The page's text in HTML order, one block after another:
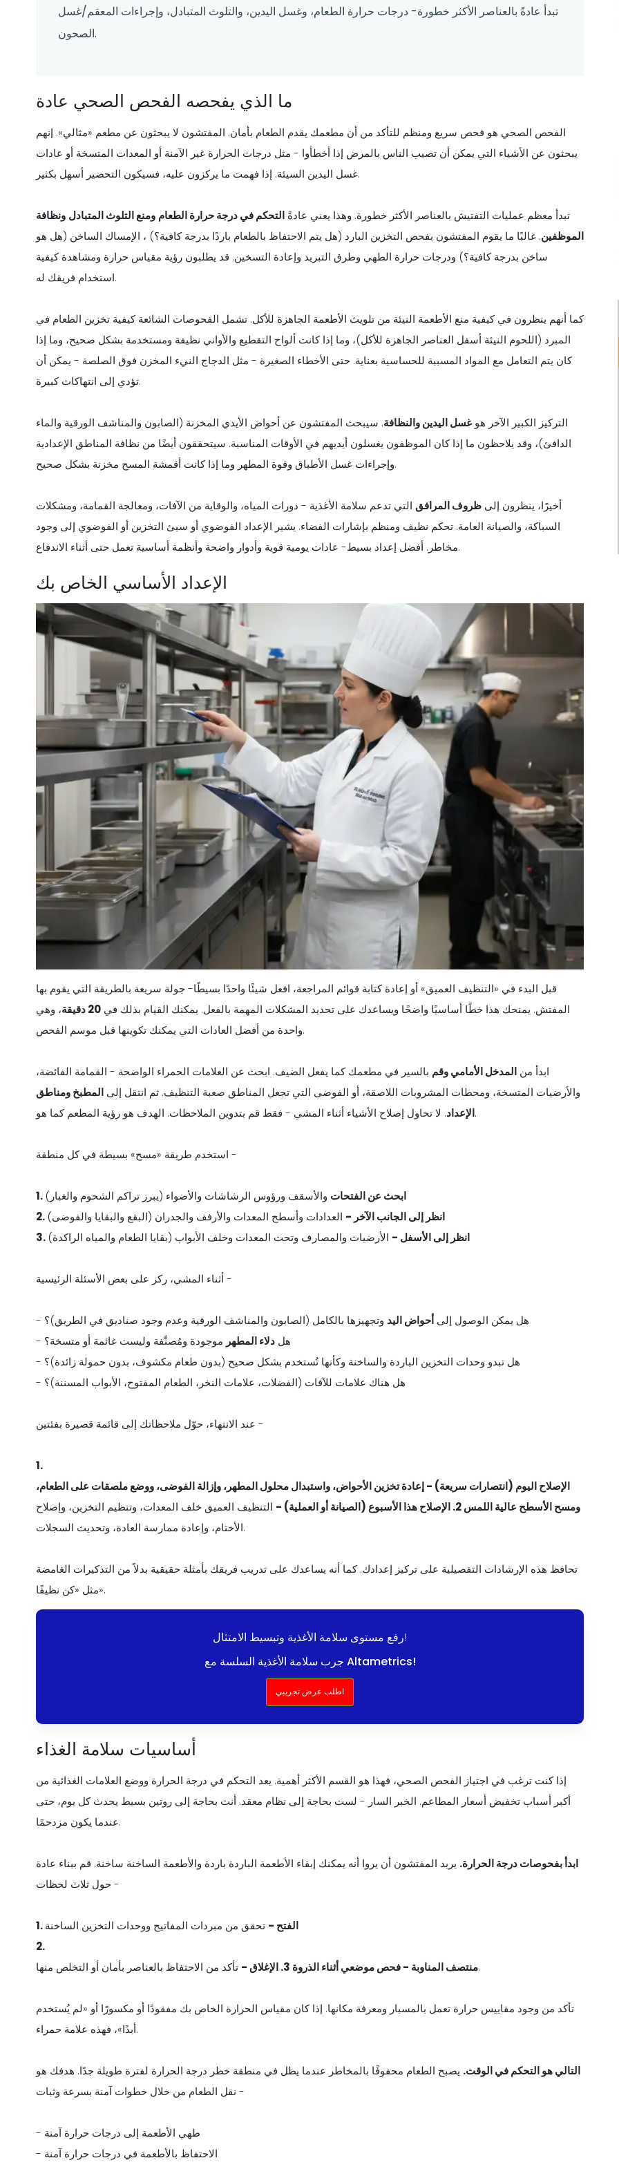
تبدأ عادةً بالعناصر الأكثر خطورة- درجات حرارة الطعام، وغسل اليدين، والتلوث المتبادل، وإجراءات المعقم/غسل
الصحون.
ما الذي يفحصه الفحص الصحي عادة
الفحص الصحي هو فحص سريع ومنظم للتأكد من أن مطعمك يقدم الطعام بأمان. المفتشون لا يبحثون عن مطعم «مثالي». إنهم
يبحثون عن الأشياء التي يمكن أن تصيب الناس بالمرض إذا أخطأوا - مثل درجات الحرارة غير الآمنة أو المعدات المتسخة أو عادات
غسل اليدين السيئة. إذا فهمت ما يركزون عليه، فسيكون التحضير أسهل بكثير.
تبدأ معظم عمليات التفتيش بالعناصر الأكثر خطورة. وهذا يعني عادةً التحكم في درجة حرارة الطعام ومنع التلوث المتبادل ونظافة
الموظفين. غالبًا ما يقوم المفتشون بفحص التخزين البارد (هل يتم الاحتفاظ بالطعام باردًا بدرجة كافية؟) ، الإمساك الساخن (هل هو
ساخن بدرجة كافية؟) ودرجات حرارة الطهي وطرق التبريد وإعادة التسخين. قد يطلبون رؤية مقياس حرارة ومشاهدة كيفية
استخدام فريقك له.
كما أنهم ينظرون في كيفية منع الأطعمة النيئة من تلويث الأطعمة الجاهزة للأكل. تشمل الفحوصات الشائعة كيفية تخزين الطعام في
المبرد (اللحوم النيئة أسفل العناصر الجاهزة للأكل)، وما إذا كانت ألواح التقطيع والأواني نظيفة ومستخدمة بشكل صحيح، وما إذا
كان يتم التعامل مع المواد المسببة للحساسية بعناية. حتى الأخطاء الصغيرة - مثل الدجاج النيء المخزن فوق الصلصة - يمكن أن
تؤدي إلى انتهاكات كبيرة.
التركيز الكبير الآخر هو غسل اليدين والنظافة. سيبحث المفتشون عن أحواض الأيدي المخزنة (الصابون والمناشف الورقية والماء
الدافئ)، وقد يلاحظون ما إذا كان الموظفون يغسلون أيديهم في الأوقات المناسبة. سيتحققون أيضًا من نظافة المناطق الإعدادية
وإجراءات غسل الأطباق وقوة المطهر وما إذا كانت أقمشة المسح مخزنة بشكل صحيح.
أخيرًا، ينظرون إلى ظروف المرافق التي تدعم سلامة الأغذية - دورات المياه، والوقاية من الآفات، ومعالجة القمامة، ومشكلات
السباكة، والصيانة العامة. تحكم نظيف ومنظم بإشارات الفضاء. يشير الإعداد الفوضوي أو سيئ التخزين أو الفوضوي إلى وجود
مخاطر. أفضل إعداد بسيط- عادات يومية قوية وأدوار واضحة وأنظمة أساسية تعمل حتى أثناء الاندفاع.
الإعداد الأساسي الخاص بك
قبل البدء في «التنظيف العميق» أو إعادة كتابة قوائم المراجعة، افعل شيئًا واحدًا بسيطًا- جولة سريعة بالطريقة التي يقوم بها
المفتش. يمنحك هذا خطًا أساسيًا واضحًا ويساعدك على تحديد المشكلات المهمة بالفعل. يمكنك القيام بذلك في 20 دقيقة
، وهي
واحدة من أفضل العادات التي يمكنك تكوينها قبل موسم الفحص.
ابدأ من المدخل الأمامي وقم بالسير في مطعمك كما يفعل الضيف. ابحث عن العلامات الحمراء الواضحة - القمامة الفائضة،
والأرضيات المتسخة، ومحطات المشروبات اللاصقة، أو الفوضى التي تجعل المناطق صعبة التنظيف. ثم انتقل إلى المطبخ ومناطق
الإعداد. لا تحاول إصلاح الأشياء أثناء المشي - فقط قم بتدوين الملاحظات. الهدف هو رؤية المطعم كما هو.
استخدم طريقة «مسح» بسيطة في كل منطقة -
1. ابحث عن الفتحات والأسقف ورؤوس الرشاشات والأضواء (يبرز تراكم الشحوم والغبار)
2. انظر إلى الجانب الآخر - العدادات وأسطح المعدات والأرفف والجدران (البقع والبقايا والفوضى)
3. انظر إلى الأسفل - الأرضيات والمصارف وتحت المعدات وخلف الأبواب (بقايا الطعام والمياه الراكدة)
أثناء المشي، ركز على بعض الأسئلة الرئيسية -
- هل يمكن الوصول إلى أحواض اليد وتجهيزها بالكامل (الصابون والمناشف الورقية وعدم وجود صناديق في الطريق)؟
- هل دلاء المطهر موجودة ومُصنَّفة وليست غائمة أو متسخة؟
- هل تبدو وحدات التخزين الباردة والساخنة وكأنها تُستخدم بشكل صحيح (بدون طعام مكشوف، بدون حمولة زائدة)؟
- هل هناك علامات للآفات (الفضلات، علامات النخر، الطعام المفتوح، الأبواب المسننة)؟
عند الانتهاء، حوّل ملاحظاتك إلى قائمة قصيرة بفئتين -
1.
الإصلاح اليوم (انتصارات سريعة) - إعادة تخزين الأحواض، واستبدال محلول المطهر، وإزالة الفوضى، ووضع ملصقات على الطعام،
ومسح الأسطح عالية اللمس 2. الإصلاح هذا الأسبوع (الصيانة أو العملية) -
التنظيف العميق خلف المعدات، وتنظيم التخزين، وإصلاح
الأختام، وإعادة ممارسة العادة، وتحديث السجلات.
تحافظ هذه الإرشادات التفصيلية على تركيز إعدادك. كما أنه يساعدك على تدريب فريقك بأمثلة حقيقية بدلاً من التذكيرات الغامضة
مثل «كن نظيفًا».
رفع مستوى سلامة الأغذية وتبسيط الامتثال!
جرب سلامة الأغذية السلسة مع Altametrics!
اطلب عرض تجريبي
أساسيات سلامة الغذاء
إذا كنت ترغب في اجتياز الفحص الصحي، فهذا هو القسم الأكثر أهمية. يعد التحكم في درجة الحرارة ووضع العلامات الغذائية من
أكبر أسباب تخفيض أسعار المطاعم. الخبر السار - لست بحاجة إلى نظام معقد. أنت بحاجة إلى روتين بسيط يحدث كل يوم، حتى
عندما يكون مزدحمًا.
ابدأ بفحوصات درجة الحرارة. يريد المفتشون أن يروا أنه يمكنك إبقاء الأطعمة الباردة باردة والأطعمة الساخنة ساخنة. قم ببناء عادة
حول ثلاث لحظات -
1. الفتح - تحقق من مبردات المفاتيح ووحدات التخزين الساخنة
2.
منتصف المناوبة - فحص موضعي أثناء الذروة 3. الإغلاق -تأكد من الاحتفاظ بالعناصر بأمان أو التخلص منها.
تأكد من وجود مقاييس حرارة تعمل بالمسبار ومعرفة مكانها. إذا كان مقياس الحرارة الخاص بك مفقودًا أو مكسورًا أو «لم يُستخدم
أبدًا»، فهذه علامة حمراء.
التالي هو التحكم في الوقت. يصبح الطعام محفوفًا بالمخاطر عندما يظل في منطقة خطر درجة الحرارة لفترة طويلة جدًا. هدفك هو
نقل الطعام من خلال خطوات آمنة بسرعة وثبات -
- طهي الأطعمة إلى درجات حرارة آمنة
- الاحتفاظ بالأطعمة في درجات حرارة آمنة